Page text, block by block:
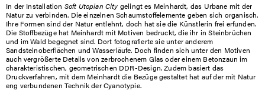
In der Installation Soft Utopian City gelingt es Meinhardt, das Urbane mit der
Natur zu verbinden. Die einzelnen Schaumstoffelemente geben sich organisch.
Ihre Formen sind der Natur entlehnt, doch hat sie die Künstlerin frei erfunden.
Die Stoffbezüge hat Meinhardt mit Motiven bedruckt, die ihr in Steinbrüchen
und im Wald begegnet sind. Dort fotografierte sie unter anderem
Sandsteinoberflächen und Wasserläufe. Doch finden sich unter den Motiven
auch vergrößerte Details von zerbrochenem Glas oder einem Betonzaun im
charakteristischen, geometrischen DDR-Design. Zudem basiert das
Druckverfahren, mit dem Meinhardt die Bezüge gestaltet hat auf der mit Natur
eng verbundenen Technik der Cyanotypie.